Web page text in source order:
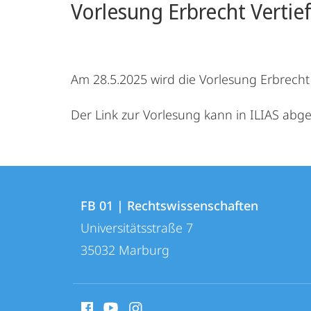
Vorlesung Erbrecht
Am 28.5.2025 wird die Vorlesung
Der Link zur Vorlesung kann in ILIAS
Informationen
Kontaktinformationen
FB
01
Rechtswissenschaften
FB 01 | Rechtswissenschaften
Universitätsstraße 7
35032 Marburg